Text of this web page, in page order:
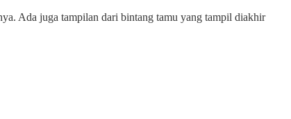
Ada juga tampilan dari bintang tamu yang tampil diakhir